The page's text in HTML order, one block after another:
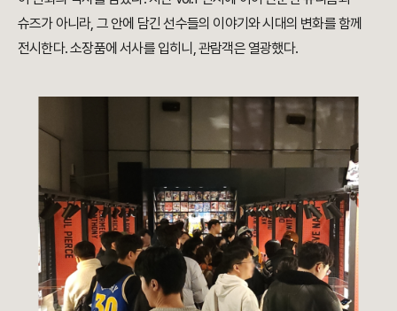
슈즈가 아니라, 그 안에 담긴 선수들의 이야기와 시대의 변화를 함께
전시한다. 소장품에 서사를 입히니, 관람객은 열광했다.